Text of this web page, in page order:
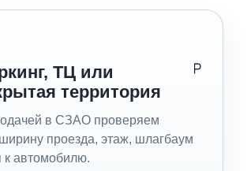
ТЦ или
территория
в СЗАО проверяем
проезда, этаж, шлагбаум
к автомобилю.